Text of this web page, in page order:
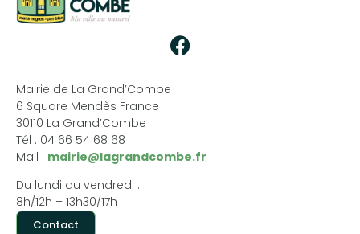
Mairie de La Grand’Combe
6 Square Mendès France
30110 La Grand’Combe
Tél : 04 66 54 68 68
Mail : mairie@lagrandcombe.fr
Du lundi au vendredi :
8h/12h – 13h30/17h
Contact